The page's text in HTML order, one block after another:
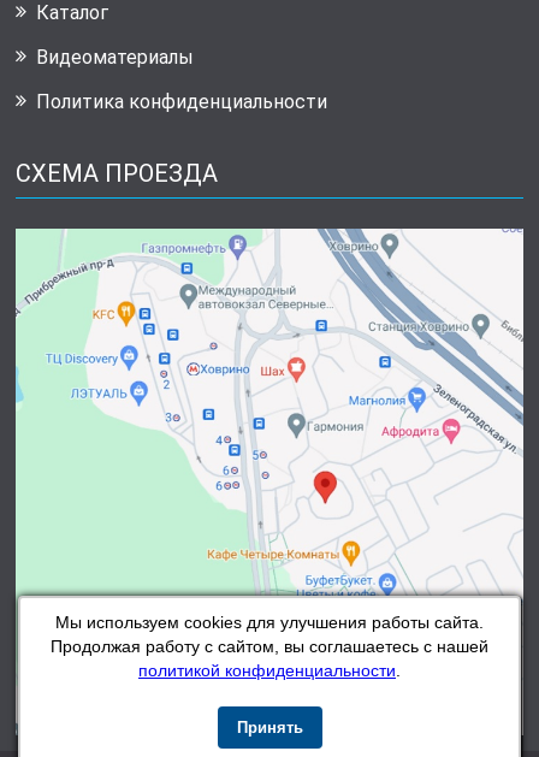
Мы используем cookies для улучшения работы сайта.
Продолжая работу с сайтом, вы соглашаетесь с нашей
политикой конфиденциальности
Принять
Каталог
Видеоматериалы
Политика конфиденциальности
СХЕМА ПРОЕЗДА